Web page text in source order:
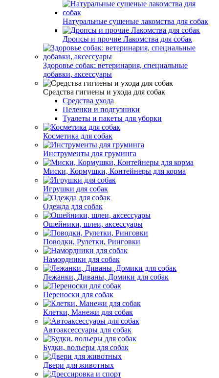
Натуральные сушеные лакомства для собак
Дропсы и прочие Лакомства для собак
Здоровье собак: ветеринария, специальные
добавки, аксессуары
Средства гигиены и ухода для собак
Средства ухода
Пеленки и подгузники
Туалеты и пакеты для уборки
Косметика для собак
Инструменты для груминга
Миски, Кормушки, Контейнеры для корма
Игрушки для собак
Одежда для собак
Ошейники, шлеи, аксессуары
Поводки, Рулетки, Ринговки
Намордники для собак
Лежанки, Диваны, Домики для собак
Переноски для собак
Клетки, Манежи для собак
Автоаксессуары для собак
Будки, вольеры для собак
Двери для животных